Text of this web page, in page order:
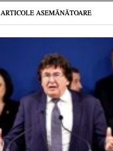
ARTICOLE ASEMĂNĂTOARE